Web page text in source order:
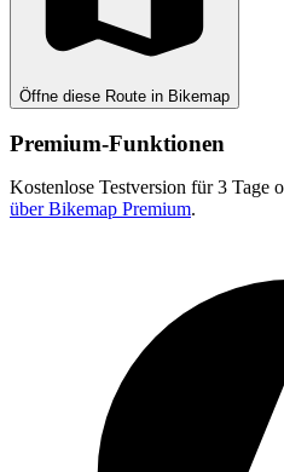
Öffne diese Route in Bikemap
Premium-Funktionen
Kostenlose Testversion für 3 Tage
über Bikemap Premium.